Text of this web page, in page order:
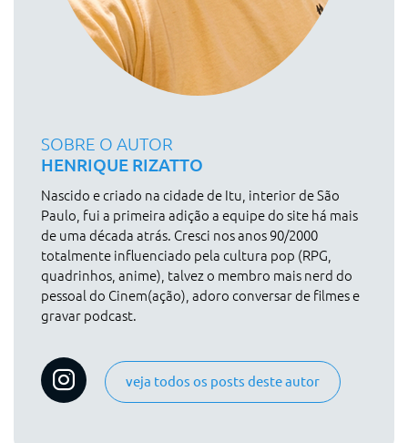
SOBRE O AUTOR
HENRIQUE RIZATTO
Nascido e criado na cidade de Itu, interior de São
Paulo, fui a primeira adição a equipe do site há mais
de uma década atrás. Cresci nos anos 90/2000
totalmente influenciado pela cultura pop (RPG,
quadrinhos, anime), talvez o membro mais nerd do
pessoal do Cinem(ação), adoro conversar de filmes e
gravar podcast.
veja todos os posts deste autor